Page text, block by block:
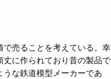
売ることを考えている。幸
に作られており昔の製品で
な鉄道模型メーカーであ